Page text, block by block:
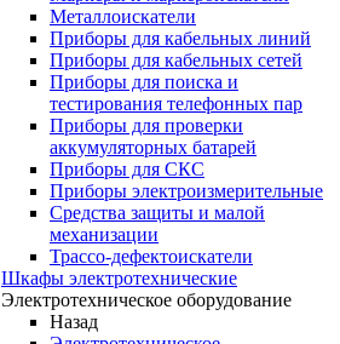
Металлоискатели
Приборы для кабельных линий
Приборы для кабельных сетей
Приборы для поиска и
тестирования телефонных пар
Приборы для проверки
аккумуляторных батарей
Приборы для СКС
Приборы электроизмерительные
Средства защиты и малой
механизации
Трассо-дефектоискатели
Шкафы электротехнические
Электротехническое оборудование
Назад